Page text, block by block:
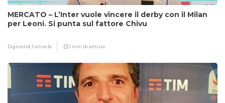
MERCATO – L’Inter vuole vincere il derby con il Milan
per Leoni. Si punta sul fattore Chivu
Digitrend,1 anno fa 1 min di lettura